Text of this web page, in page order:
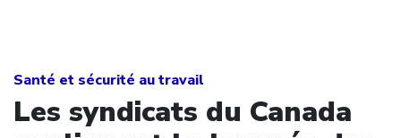
Santé et sécurité au travail
Les syndicats du Canada